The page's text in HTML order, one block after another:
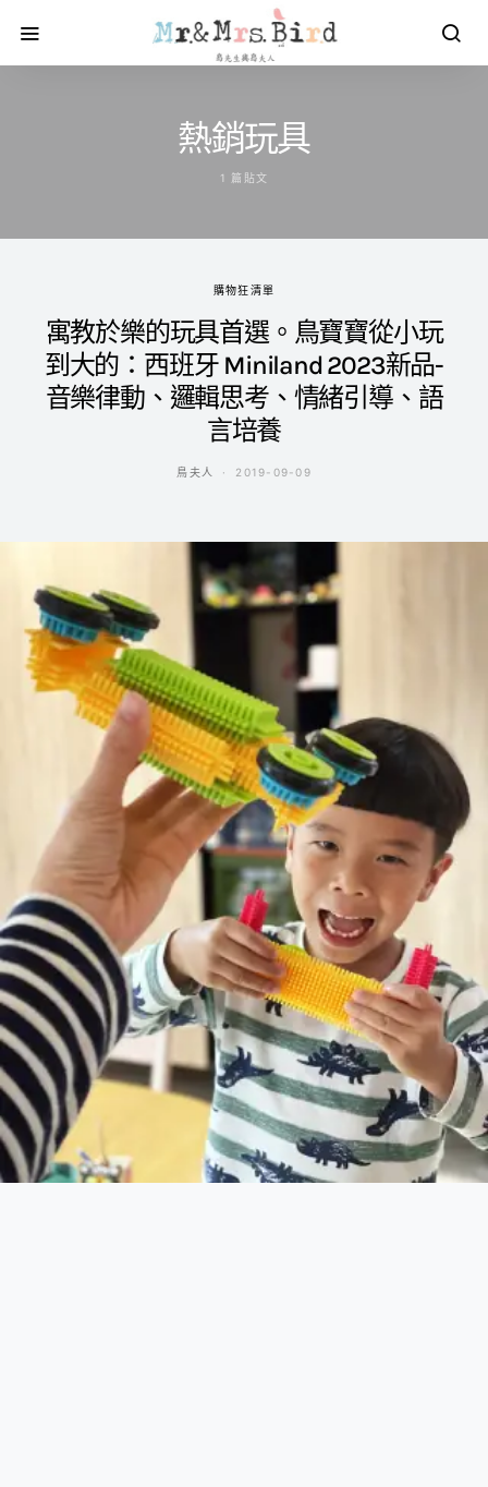
熱銷玩具
1 篇貼文
購物狂清單
寓教於樂的玩具首選。鳥寶寶從小玩
到大的：西班牙 Miniland 2023新品-
音樂律動、邏輯思考、情緒引導、語
言培養
鳥夫人 2019-09-09